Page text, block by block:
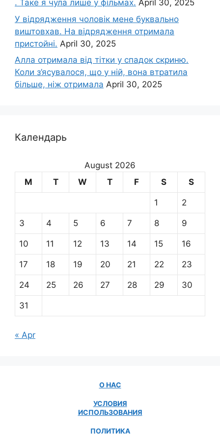
. Таке я чула лише у фільмах. April 30, 2025
У відрядження чоловік мене буквально
виштовхав. На відрядження отримала
пристойні. April 30, 2025
Алла отримала від тітки у спадок скриню.
Коли з’ясувалося, що у ній, вона втратила
більше, ніж отримала April 30, 2025
Календарь
August 2026
M
T W T F S S
1 2
3 4 5 6 7 8 9
10 11 12 13 14 15 16
17 18 19 20 21 22 23
24 25 26 27 28 29 30
31
« Apr
О НАС
УСЛОВИЯ
ИСПОЛЬЗОВАНИЯ
ПОЛИТИКА